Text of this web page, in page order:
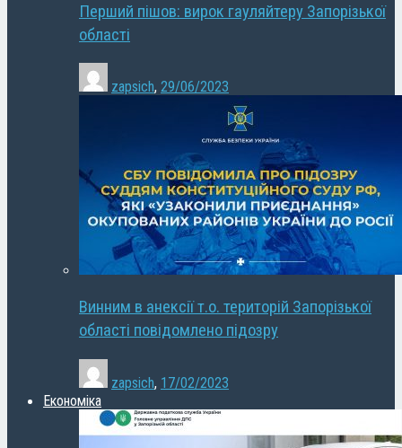
Перший пішов: вирок гауляйтеру Запорізької
області
zapsich, 29/06/2023
Винним в анексії т.о. територій Запорізької
області повідомлено підозру
zapsich, 17/02/2023
Економіка